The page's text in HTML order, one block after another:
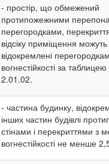
- простір, що обмежений
протипожежними
перегородками,
відсіку приміщення можуть
відокремлені
вогнестійкості за
2.01.02.
- частина будинку,
інших частин будівлі
стінами і перекриттями з
вогнестійкості не менше